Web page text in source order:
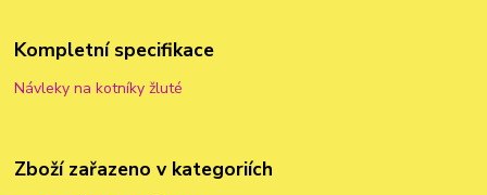
Kompletní specifikace
Návleky na kotníky žluté
Zboží zařazeno v kategoriích